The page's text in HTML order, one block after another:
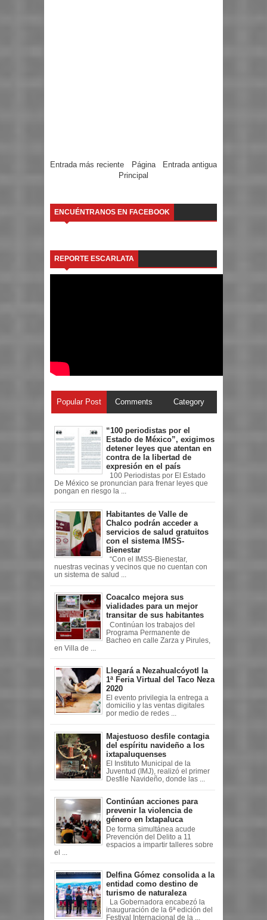
Entrada más reciente Entrada antigua
Página
Principal
ENCUÉNTRANOS EN FACEBOOK
REPORTE ESCARLATA
Popular Post Comments Category
“100 periodistas por el
Estado de México”, exigimos
detener leyes que atentan en
contra de la libertad de
expresión en el país
100 Periodistas por El Estado
De México se pronuncian para frenar leyes que
pongan en riesgo la ...
Habitantes de Valle de
Chalco podrán acceder a
servicios de salud gratuitos
con el sistema IMSS-
Bienestar
“Con el IMSS-Bienestar,
nuestras vecinas y vecinos que no cuentan con
un sistema de salud ...
Coacalco mejora sus
vialidades para un mejor
transitar de sus habitantes
Continúan los trabajos del
Programa Permanente de
Bacheo en calle Zarza y Pirules,
en Villa de ...
Llegará a Nezahualcóyotl la
1ª Feria Virtual del Taco Neza
2020
El evento privilegia la entrega a
domicilio y las ventas digitales
por medio de redes ...
Majestuoso desfile contagia
del espíritu navideño a los
ixtapaluquenses
El Instituto Municipal de la
Juventud (IMJ), realizó el primer
Desfile Navideño, donde las ...
Continúan acciones para
prevenir la violencia de
género en Ixtapaluca
De forma simultánea acude
Prevención del Delito a 11
espacios a impartir talleres sobre
el ...
Delfina Gómez consolida a la
entidad como destino de
turismo de naturaleza
La Gobernadora encabezó la
inauguración de la 6ª edición del
Festival Internacional de la ...